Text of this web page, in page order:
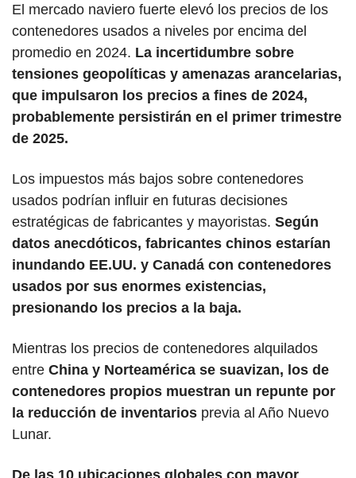
El mercado naviero fuerte elevó los precios de los
contenedores usados a niveles por encima del
promedio en 2024. La incertidumbre sobre
tensiones geopolíticas y amenazas arancelarias,
que impulsaron los precios a fines de 2024,
probablemente persistirán en el primer trimestre
de 2025.
Los impuestos más bajos sobre contenedores
usados podrían influir en futuras decisiones
estratégicas de fabricantes y mayoristas. Según
datos anecdóticos, fabricantes chinos estarían
inundando EE.UU. y Canadá con contenedores
usados por sus enormes existencias,
presionando los precios a la baja.
Mientras los precios de contenedores alquilados
entre China y Norteamérica se suavizan, los de
contenedores propios muestran un repunte por
la reducción de inventarios previa al Año Nuevo
Lunar.
De las 10 ubicaciones globales con mayor